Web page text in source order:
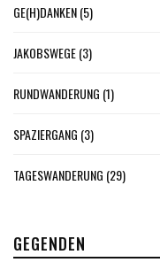
GE(H)DANKEN(5)
JAKOBSWEGE(3)
RUNDWANDERUNG (1)
SPAZIERGANG (3)
TAGESWANDERUNG (29)
GEGENDEN